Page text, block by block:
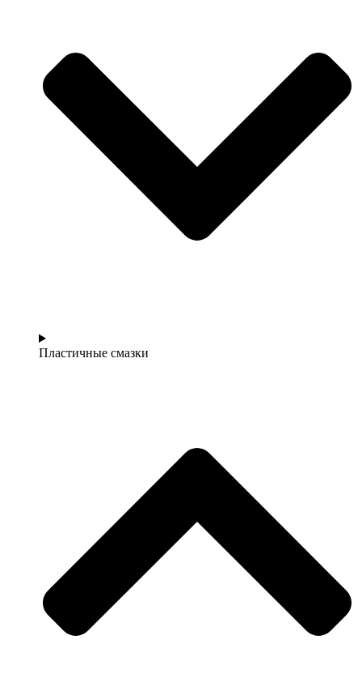
Пластичные смазки